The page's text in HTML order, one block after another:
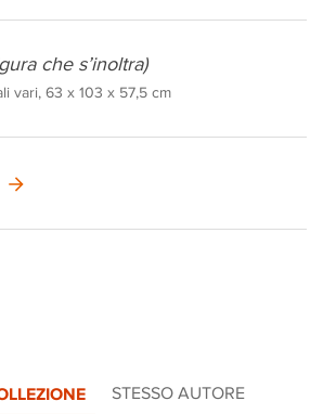
che s’inoltra)
vari, 63 x 103 x 57,5 cm
STESSO AUTORE